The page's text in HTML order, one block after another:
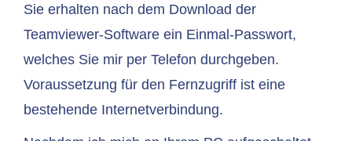
Sie erhalten nach dem Download der
Teamviewer-Software ein Einmal-Passwort,
welches Sie mir per Telefon durchgeben.
Voraussetzung für den Fernzugriff ist eine
bestehende Internetverbindung.